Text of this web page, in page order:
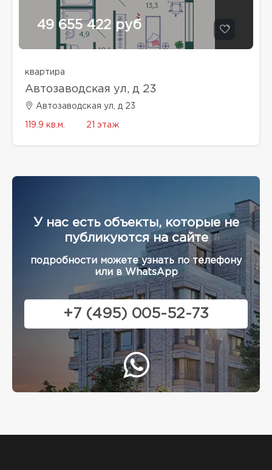
49 655 422 руб
квартира
Автозаводская ул, д 23
Автозаводская ул, д 23
119.9 кв.м. 21 этаж
У нас есть объекты, которые не
публикуются на сайте
подробности можете узнать по телефону
или в WhatsApp
+7 (495) 005-52-73